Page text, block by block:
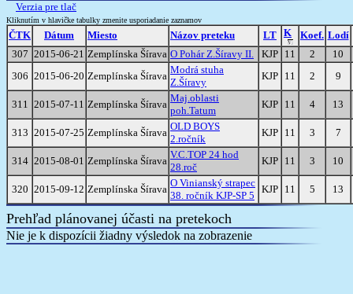
Verzia pre tlač
Kliknutím v hlavičke tabulky zmenite usporiadanie zaznamov
ČTK Dátum Miesto Názov preteku LT K Koef. Lodí
307 2015-06-21 Zemplínska Šírava O Pohár Z.Šíravy II. KJP 11 2
10
306 2015-06-20 Zemplínska Šírava
Modrá stuha
Z.Šíravy
KJP 11 2 9
311 2015-07-11 Zemplínska Šírava
Maj.oblasti
poh.Tatum
KJP 11 4 13
313 2015-07-25 Zemplínska Šírava
OLD BOYS
2.ročník
KJP 11 3 7
314 2015-08-01 Zemplínska Šírava
V.C.TOP 24 hod
28.roč
KJP 11 3 10
320 2015-09-12 Zemplínska Šírava
O Vinianský strapec
38. ročník KJP-SP 5
KJP 11 5 13
Prehľad plánovanej účasti na pretekoch
Nie je k dispozícii žiadny výsledok na zobrazenie